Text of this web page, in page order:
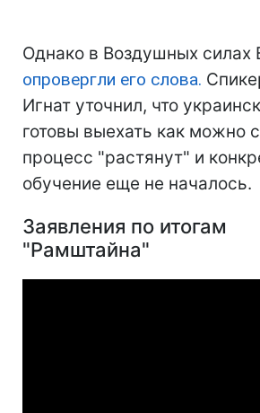
Однако в Воздушных
опровергли его слова.
Игнат уточнил, что
готовы выехать как можно
процесс "растянут" и
обучение еще не началось.
Заявления по итогам
"Рамштайна"